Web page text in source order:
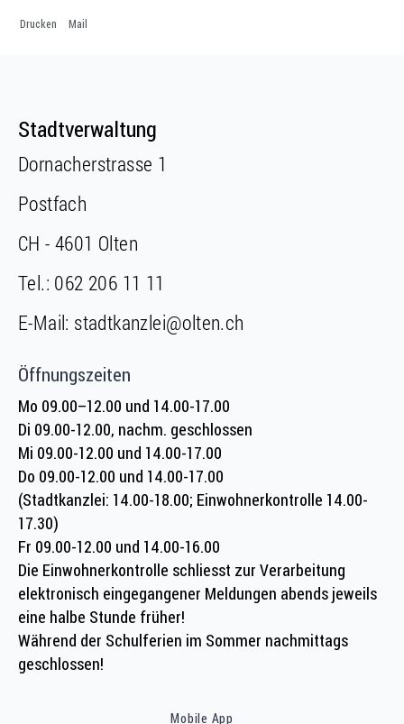
Drucken Mail
Fusszeile
Stadtverwaltung
Dornacherstrasse 1
Postfach
CH - 4601 Olten
Tel.: 062 206 11 11
E-Mail: stadtkanzlei@olten.ch
Öffnungszeiten
Mo 09.00–12.00 und 14.00-17.00
Di 09.00-12.00, nachm. geschlossen
Mi 09.00-12.00 und 14.00-17.00
Do 09.00-12.00 und 14.00-17.00
(Stadtkanzlei: 14.00-18.00; Einwohnerkontrolle 14.00-
17.30)
Fr 09.00-12.00 und 14.00-16.00
Die Einwohnerkontrolle schliesst zur Verarbeitung
elektronisch eingegangener Meldungen abends jeweils
eine halbe Stunde früher!
Während der Schulferien im Sommer nachmittags
geschlossen!
Mobile App